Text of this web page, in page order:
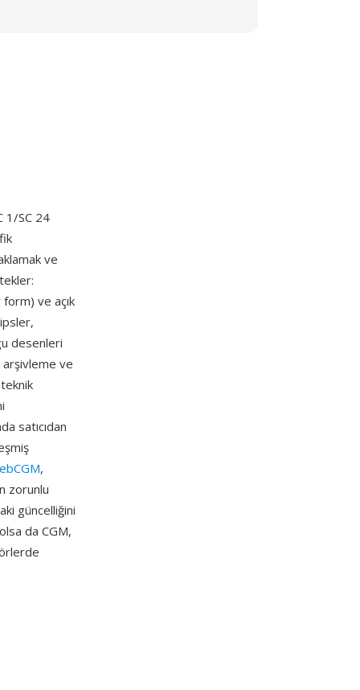
1/SC 24
ve
ve açık
desenleri
arşivleme ve
satıcıdan
,
zorunlu
güncelliğini
da CGM,